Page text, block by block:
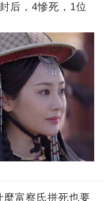
后，4慘死，1位
富察氏拼死也要